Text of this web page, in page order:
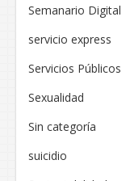
Semanario Digital
servicio express
Servicios Públicos
Sexualidad
Sin categoría
suicidio